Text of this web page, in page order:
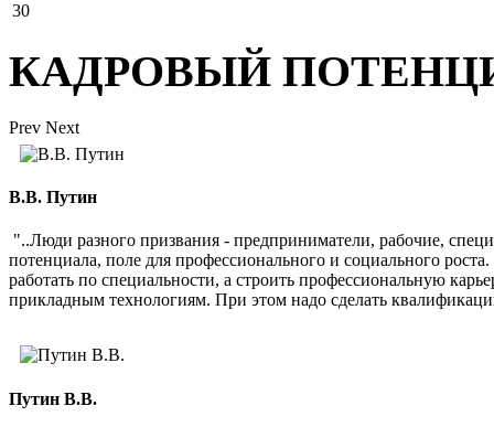
30
КАДРОВЫЙ
Prev Next
В.В. Путин
"..Люди разного призвания - предприниматели, рабочие,
потенциала, поле для профессионального и социального
работать по специальности, а строить профессиональную
прикладным технологиям. При этом надо сделать
Путин В.В.